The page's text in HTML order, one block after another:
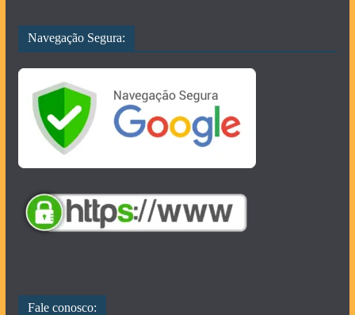
Navegação Segura:
Fale conosco: